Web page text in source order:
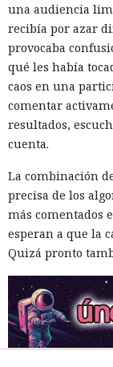
una audiencia
recibía por azar
provocaba
qué les había
caos en una
comentar
resultados,
cuenta.
La combinación
precisa de los
más comentados
esperan a que la
Quizá pronto